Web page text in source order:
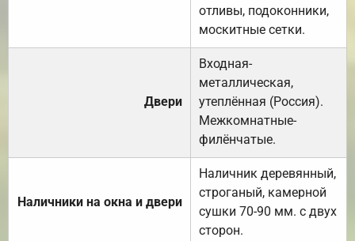
отливы, подоконники,
москитные сетки.
Двери
Входная-
металлическая,
утеплённая (Россия).
Межкомнатные-
филёнчатые.
Наличники на окна и двери
Наличник деревянный,
строганый, камерной
сушки 70-90 мм. с двух
сторон.